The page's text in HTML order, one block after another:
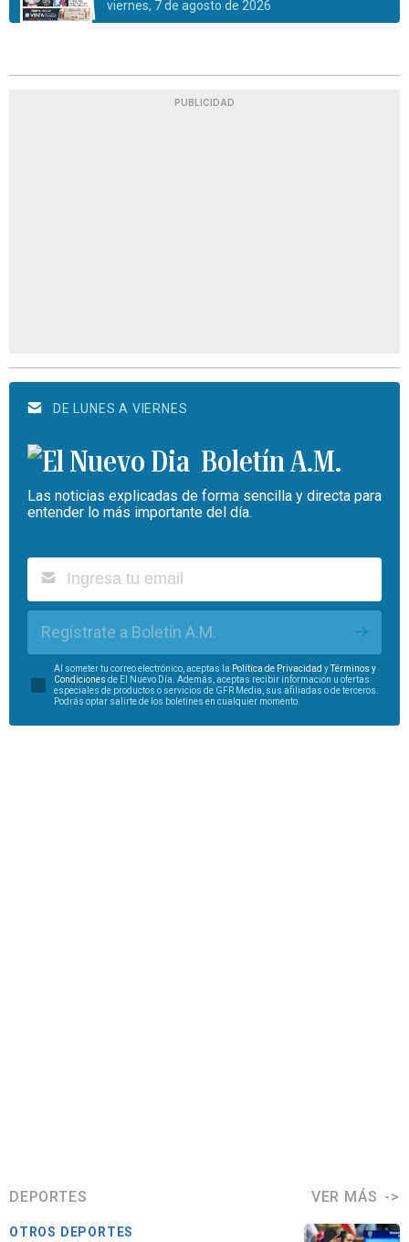
viernes, 7 de agosto de 2026
PUBLICIDAD
DE LUNES A VIERNES
Boletín A.M.
Las noticias explicadas de forma sencilla y directa para
entender lo más importante del día.
Regístrate a Boletín A.M.
Al someter tu correo electrónico, aceptas la Política de Privacidad yTérminos y
Condiciones de El Nuevo Día. Además, aceptas recibir información u ofertas
especiales de productos o servicios de GFR Media, sus afiliadas o de terceros.
Podrás optar salirte de los boletines en cualquier momento.
DEPORTES VER MÁS
OTROS DEPORTES